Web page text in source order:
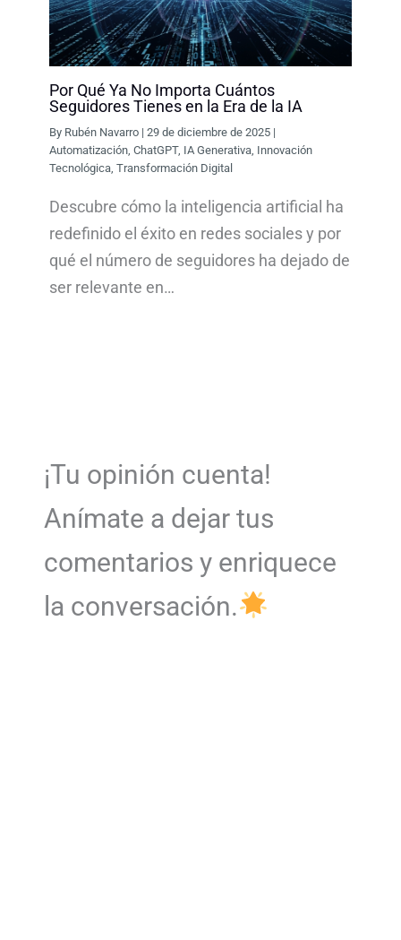
Por Qué Ya No Importa Cuántos
Seguidores Tienes en la Era de la IA
By Rubén Navarro |29 de diciembre de 2025 |
Automatización,ChatGPT, IA Generativa, Innovación
Tecnológica,Transformación Digital
Descubre cómo la inteligencia artificial ha
redefinido el éxito en redes sociales y por
qué el número de seguidores ha dejado de
ser relevante en…
¡Tu opinión cuenta!
Anímate a dejar tus
comentarios y enriquece
la conversación.